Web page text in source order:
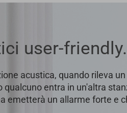
user-friendly.
acustica, quando rileva
entra in un'altra
emetterà un allarme forte e